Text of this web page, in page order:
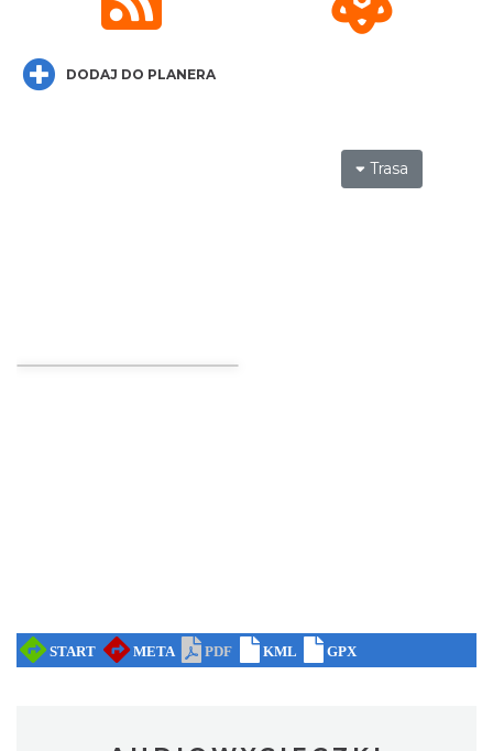
DODAJ DO PLANERA
Trasa